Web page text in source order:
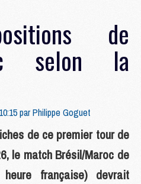
de
selon la
parPhilippe Goguet
de ce premier tour de
le match Brésil/Maroc de
française) devrait